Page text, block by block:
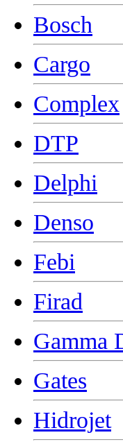
Bosch
Cargo
Complex
DTP
Delphi
Denso
Febi
Firad
Gamma
Gates
Hidrojet